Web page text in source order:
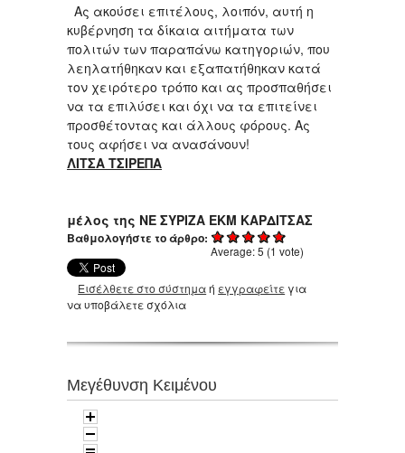
Ας ακούσει επιτέλους, λοιπόν, αυτή η
κυβέρνηση τα δίκαια αιτήματα των
πολιτών των παραπάνω κατηγοριών, που
λεηλατήθηκαν και εξαπατήθηκαν κατά
τον χειρότερο τρόπο και ας προσπαθήσει
να τα επιλύσει και όχι να τα επιτείνει
προσθέτοντας και άλλους φόρους. Ας
τους αφήσει να ανασάνουν!
ΛΙΤΣΑ ΤΣΙΡΕΠΑ
μέλος της ΝΕ ΣΥΡΙΖΑ ΕΚΜ ΚΑΡΔΙΤΣΑΣ
Βαθμολογήστε το άρθρο:
Average:5 (1 vote)
Εισέλθετε στο σύστημαή εγγραφείτε για
να υποβάλετε σχόλια
Μεγέθυνση Κειμένου